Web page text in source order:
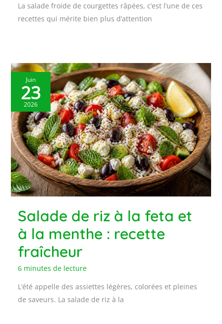
La salade froide de courgettes râpées, c’est l’une de ces
recettes qui mérite bien plus d’attention
Juin
23
2026
Salade de riz à la feta et
à la menthe : recette
fraîcheur
6 minutes de lecture
L’été appelle des assiettes légères, colorées et pleines
de saveurs. La salade de riz à la